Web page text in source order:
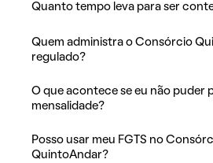
Quanto tempo leva para ser
Quem administra o Consórcio
regulado?
O que acontece se eu não puder
mensalidade?
Posso usar meu FGTS no
QuintoAndar?